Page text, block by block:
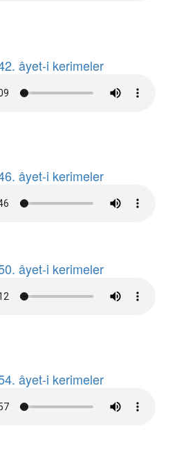
âyet-i kerimeler
âyet-i kerimeler
âyet-i kerimeler
âyet-i kerimeler